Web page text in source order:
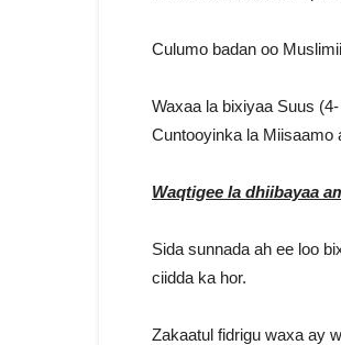
Culumo badan oo
Waxaa la bixiyaa Suus
Cuntooyinka la Miisaamo
Waqtigee la dhiibayaa
Sida sunnada ah ee loo
ciidda ka hor.
Zakaatul fidrigu waxa ay